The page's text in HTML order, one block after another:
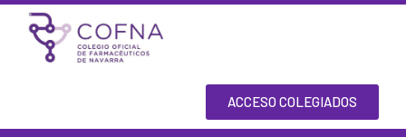
Skip
content
ACCESO COLEGIADOS